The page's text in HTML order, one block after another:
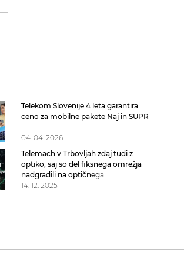
Telekom Slovenije 4 leta garantira
ceno za mobilne pakete Naj in SUPR
04. 04. 2026
Telemach v Trbovljah zdaj tudi z
optiko, saj so del fiksnega omrežja
nadgradili na optičnega
14. 12. 2025